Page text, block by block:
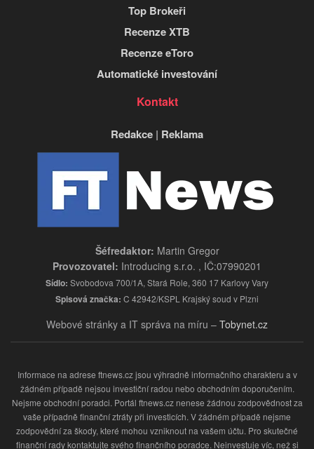
Top Brokeři
Recenze XTB
Recenze eToro
Automatické investování
Kontakt
Redakce | Reklama
Šéfredaktor: Martin Gregor
Provozovatel: Introducing s.r.o. , IČ:07990201
Sídlo: Svobodova 700/1A, Stará Role, 360 17 Karlovy Vary
Spisová značka: C 42942/KSPL Krajský soud v Plzni
Webové stránky a IT správa na míru – Tobynet.cz
Informace na adrese ftnews.cz jsou výhradně informačního charakteru a v
žádném případě nejsou investiční radou nebo obchodním doporučením.
Nejsme obchodní poradci. Portál ftnews.cz nenese žádnou zodpovědnost za
vaše případně finanční ztráty při investicích. V žádném případě nejsme
zodpovědní za škody, které mohou vzniknout na vašem účtu. Pro skutečné
finanční rady kontaktujte svého finančního poradce. Neinvestuje víc, než si